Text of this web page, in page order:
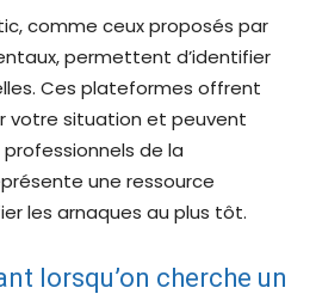
comme ceux proposés par
permettent d’identifier
Ces plateformes offrent
votre situation et peuvent
de la
une ressource
les arnaques au plus tôt.
lorsqu’on cherche un